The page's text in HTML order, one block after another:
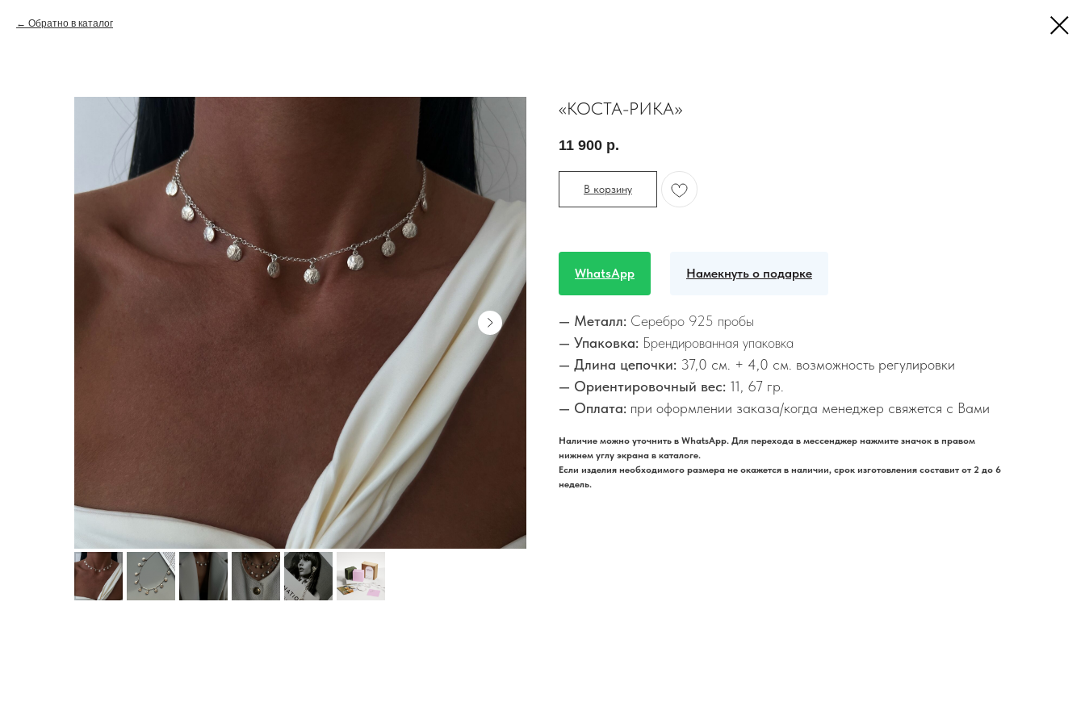
Обратно в каталог
«КОСТА-РИКА»
11 900 р.
В корзину
WhatsApp Намекнуть о подарке
— Металл: Серебро 925 пробы
— Упаковка: Брендированная упаковка
— Длина цепочки: 37,0 см. + 4,0 см. возможность регулировки
— Ориентировочный вес: 11, 67 гр.
— Оплата: при оформлении заказа/когда менеджер свяжется с Вами
Наличие можно уточнить в WhatsApp. Для перехода в мессенджер нажмите значок в правом
нижнем углу экрана в каталоге.
Если изделия необходимого размера не окажется в наличии, срок изготовления составит от 2 до 6
недель.